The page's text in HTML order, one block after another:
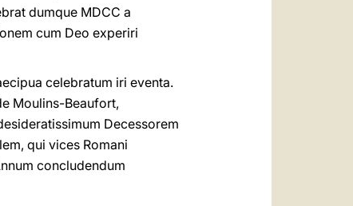
dumque MDCC a
cum Deo experiri
celebratum iri eventa.
Moulins-Beaufort,
Decessorem
qui vices Romani
concludendum